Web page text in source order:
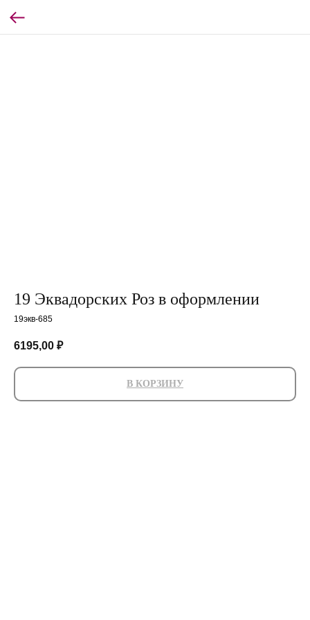
19 Эквадорских Роз в оформлении
19экв-685
6195,00 ₽
В КОРЗИНУ